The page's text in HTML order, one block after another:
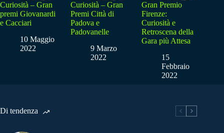
Curiosità – Gran
premi Giovanardi
e Cacciari
10 Maggio
2022
Curiosità – Gran
Premi Città di
Padova e
Padovanelle
9 Marzo
2022
Gran Premio
Firenze:
Curiosità e
Retroscena della
Gara più Attesa
15
Febbraio
2022
Di tendenza